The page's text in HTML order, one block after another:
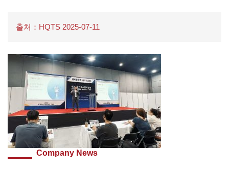
출처：HQTS 2025-07-11
Company News